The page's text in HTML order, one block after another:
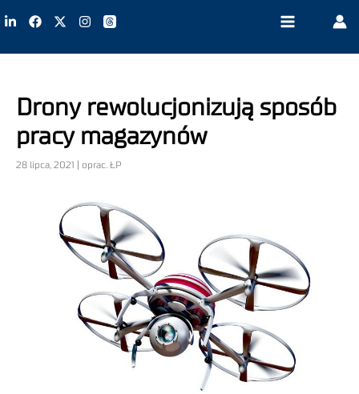
Drony rewolucjonizują sposób
pracy magazynów
28 lipca, 2021 | oprac. ŁP